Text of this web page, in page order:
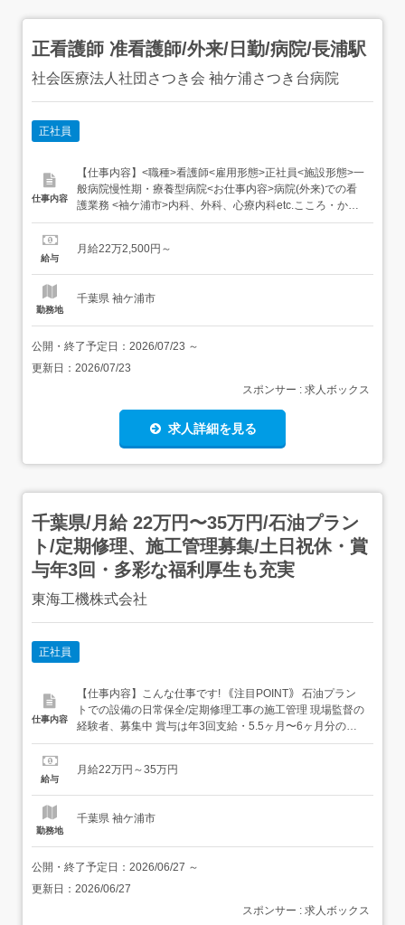
正看護師 准看護師/外来/日勤/病院/長浦駅
社会医療法人社団さつき会 袖ケ浦さつき台病院
正社員
仕事内容
【仕事内容】<職種>看護師<雇用形態>正社員<施設形態>一
般病院慢性期・療養型病院<お仕事内容>病院(外来)での看
護業務 <袖ケ浦市>内科、外科、心療内科etc.こころ・から
だの両面を診る、409床のケアミックス病院で外来ワーク/
<PR～ここがポイント～><袖ケ浦市>内科、外科、心療内
給与
月給22万2,500円～
勤務地
千葉県 袖ケ浦市
公開・終了予定日： 2026/07/23 ～
更新日： 2026/07/23
スポンサー : 求人ボックス
求人詳細を見る
千葉県/月給 22万円〜35万円/石油プラン
ト/定期修理、施工管理募集/土日祝休・賞
与年3回・多彩な福利厚生も充実
東海工機株式会社
正社員
仕事内容
【仕事内容】こんな仕事です! ｟注目POINT｠ 石油プラン
トでの設備の日常保全/定期修理工事の施工管理 現場監督の
経験者、募集中 賞与は年3回支給・5.5ヶ月〜6ヶ月分の支
給実績 各種手当の支給あり! ロッテマリーンズのシーズン
クストのグループ会社 東海工機株式会社では石油プラント
給与
月給22万円～35万円
勤務地
千葉県 袖ケ浦市
公開・終了予定日： 2026/06/27 ～
更新日： 2026/06/27
スポンサー : 求人ボックス